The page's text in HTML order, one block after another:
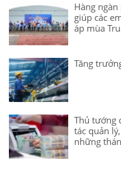
Hàng
giúp các
áp mùa
Tăng
Thủ tướng
tác quản
những